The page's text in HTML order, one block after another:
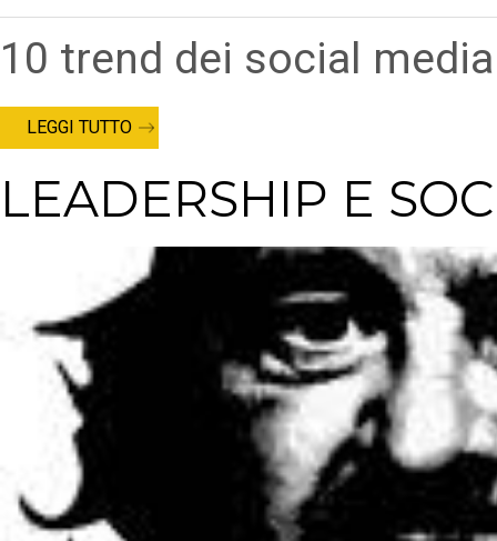
10 trend dei social
LEGGI TUTTO
LEADERSHIP E